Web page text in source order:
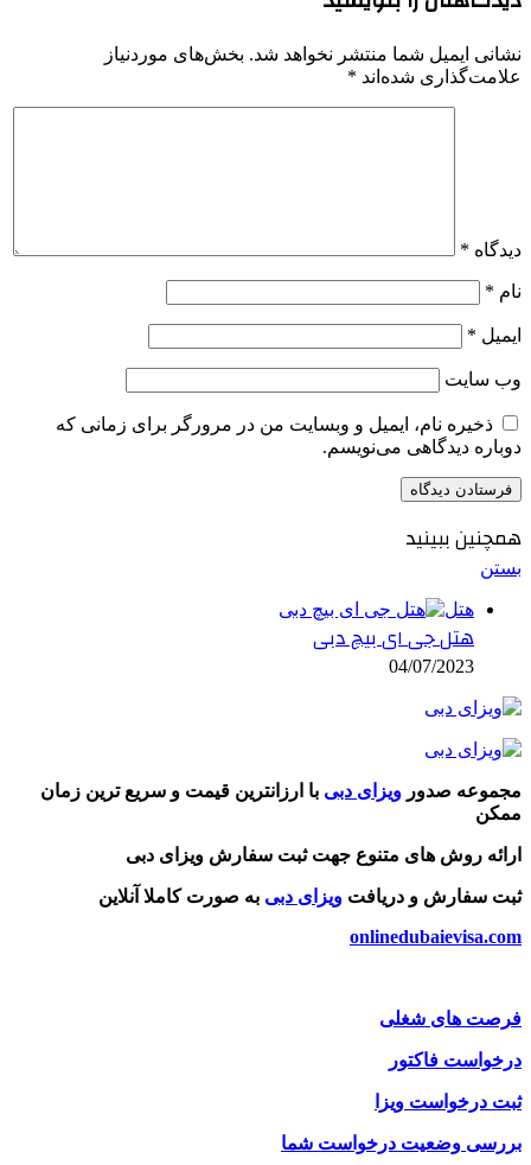
نشانی ایمیل شما منتشر نخواهد شد. بخش‌های موردنیاز
علامت‌گذاری شده‌اند *
دیدگاه *
نام *
ایمیل *
وب‌ سایت
ذخیره نام، ایمیل و وبسایت من در مرورگر برای زمانی که
دوباره دیدگاهی می‌نویسم.
همچنین ببینید
بستن
هتل
هتل جی ای بیچ دبی
04/07/2023
مجموعه صدور ویزای دبی با ارزانترین قیمت و سریع ترین زمان
ممکن
ارائه روش های متنوع جهت ثبت سفارش ویزای دبی
ثبت سفارش و دریافت ویزای دبی به صورت کاملا آنلاین
onlinedubaievisa.com
فرصت های شغلی
درخواست فاکتور
ثبت درخواست ویزا
بررسی وضعیت درخواست شما